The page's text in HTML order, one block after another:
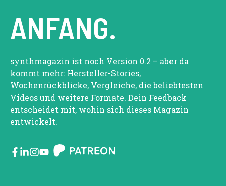
ANFANG.
synthmagazin ist noch Version 0.2 – aber da
kommt mehr: Hersteller-Stories,
Wochenrückblicke, Vergleiche, die beliebtesten
Videos und weitere Formate. Dein Feedback
entscheidet mit, wohin sich dieses Magazin
entwickelt.